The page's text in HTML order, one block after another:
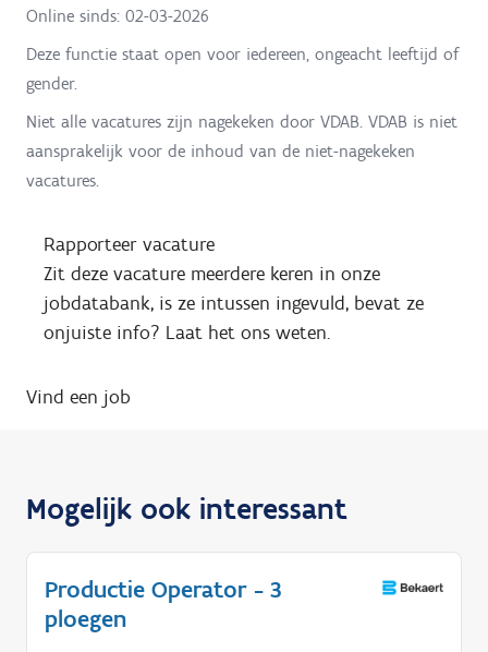
Online sinds: 02-03-2026
Deze functie staat open voor iedereen, ongeacht leeftijd of
gender.
Niet alle vacatures zijn nagekeken door VDAB. VDAB is niet
aansprakelijk voor de inhoud van de niet-nagekeken
vacatures.
Rapporteer vacature
Zit deze vacature meerdere keren in onze
jobdatabank, is ze intussen ingevuld, bevat ze
onjuiste info? Laat het ons weten.
Vind een job
Mogelijk ook interessant
Productie Operator - 3
ploegen